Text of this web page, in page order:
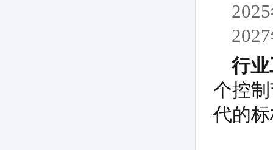
行
个控
代的